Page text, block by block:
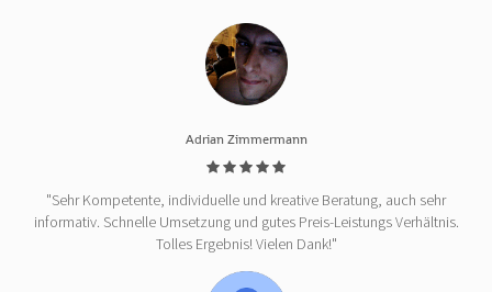
Adrian Zimmermann
"Sehr Kompetente, individuelle und kreative Beratung, auch sehr
informativ. Schnelle Umsetzung und gutes Preis-Leistungs Verhältnis.
Tolles Ergebnis! Vielen Dank!"